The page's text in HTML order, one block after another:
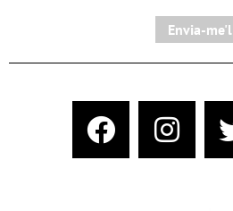
Envia-me'l